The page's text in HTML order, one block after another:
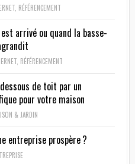
, RÉFÉRENCEMENT
est arrivé ou quand la basse-
, RÉFÉRENCEMENT
de toit par un
pour votre maison
& JARDIN
entreprise prospère ?